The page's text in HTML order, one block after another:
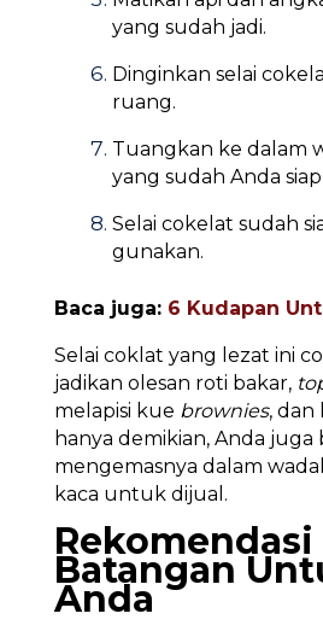
yang sudah jadi.
Dinginkan selai
ruang.
Tuangkan ke dalam
yang sudah Anda
Selai cokelat sudah
gunakan.
Baca juga: 6 Kudapan
Selai coklat yang lezat ini
jadikan olesan roti bakar,
melapisi kue brownies, dan
hanya demikian, Anda juga
mengemasnya dalam
kaca untuk dijual.
Batangan
Anda